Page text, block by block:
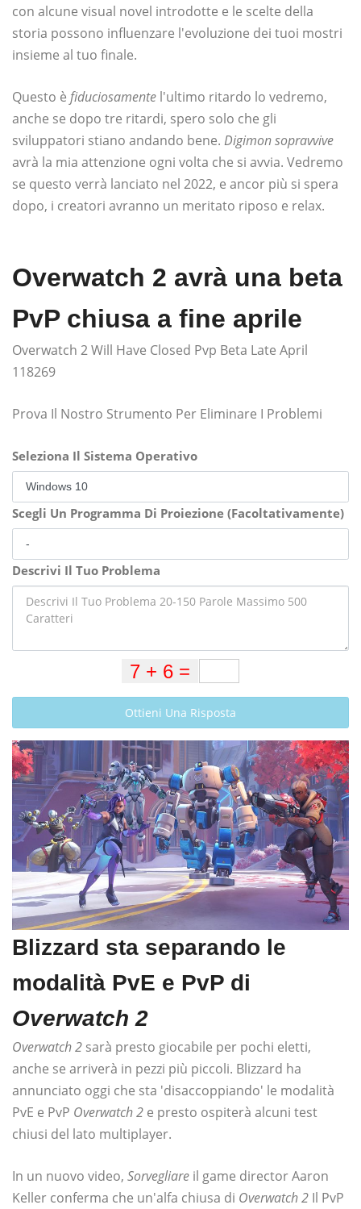
con alcune visual novel introdotte e le scelte della
storia possono influenzare l'evoluzione dei tuoi mostri
insieme al tuo finale.
Questo è fiduciosamente l'ultimo ritardo lo vedremo,
anche se dopo tre ritardi, spero solo che gli
sviluppatori stiano andando bene. Digimon sopravvive
avrà la mia attenzione ogni volta che si avvia. Vedremo
se questo verrà lanciato nel 2022, e ancor più si spera
dopo, i creatori avranno un meritato riposo e relax.
Overwatch 2 avrà una beta
PvP chiusa a fine aprile
Overwatch 2 Will Have Closed Pvp Beta Late April
118269
Prova Il Nostro Strumento Per Eliminare I Problemi
Seleziona Il Sistema Operativo
Scegli Un Programma Di Proiezione (Facoltativamente)
Descrivi Il Tuo Problema
Ottieni Una Risposta
Blizzard sta separando le
modalità PvE e PvP di
Overwatch 2
Overwatch 2 sarà presto giocabile per pochi eletti,
anche se arriverà in pezzi più piccoli. Blizzard ha
annunciato oggi che sta 'disaccoppiando' le modalità
PvE e PvP Overwatch 2 e presto ospiterà alcuni test
chiusi del lato multiplayer.
In un nuovo video, Sorvegliare il game director Aaron
Keller conferma che un'alfa chiusa di Overwatch 2 Il PvP